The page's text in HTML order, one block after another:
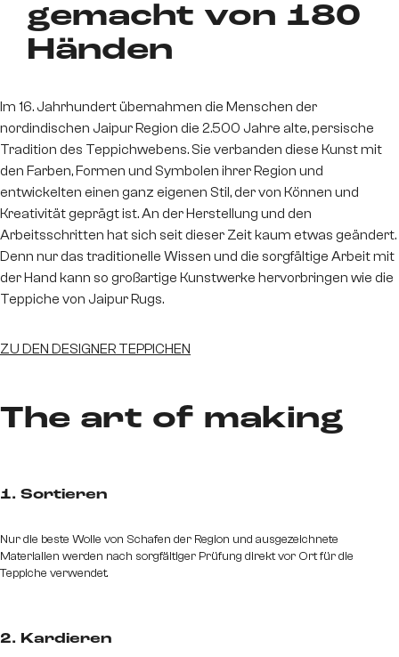
gemacht von 180
Händen
Im 16. Jahrhundert übernahmen die Menschen der
nordindischen Jaipur Region die 2.500 Jahre alte, persische
Tradition des Teppichwebens. Sie verbanden diese Kunst mit
den Farben, Formen und Symbolen ihrer Region und
entwickelten einen ganz eigenen Stil, der von Können und
Kreativität geprägt ist. An der Herstellung und den
Arbeitsschritten hat sich seit dieser Zeit kaum etwas geändert.
Denn nur das traditionelle Wissen und die sorgfältige Arbeit mit
der Hand kann so großartige Kunstwerke hervorbringen wie die
Teppiche von Jaipur Rugs.
ZU DEN DESIGNER TEPPICHEN
The art of making
1. Sortieren
Nur die beste Wolle von Schafen der Region und ausgezeichnete
Materialien werden nach sorgfältiger Prüfung direkt vor Ort für die
Teppiche verwendet.
2. Kardieren